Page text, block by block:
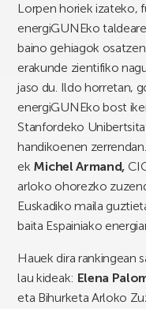
Lorpen horiek izateko,
energiGUNEko
baino gehiagok
erakunde zientifiko
jaso du. Ildo horretan,
energiGUNEko bost
Stanfordeko
handikoenen
ek Michel Armand,
arloko ohorezko
Euskadiko maila
baita Espainiako
Hauek dira rankingean
lau kideak: Elena
eta Bihurketa Arloko